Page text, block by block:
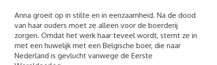
Anna groeit op in stilte en in eenzaamheid. Na de dood
van haar ouders moet ze alleen voor de boerderij
zorgen. Omdat het werk haar teveel wordt, stemt ze in
met een huwelijk met een Belgische boer, die naar
Nederland is gevlucht vanwege de Eerste